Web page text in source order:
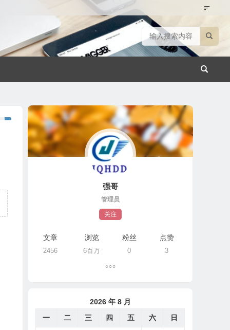
强哥
管理员
关注
文章
2456
浏览
6百万
粉丝
0
点赞
3
2026 年 8 月
一
二 三 四 五 六 日